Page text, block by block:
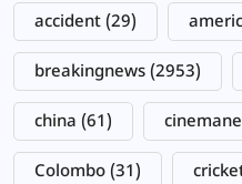
accident (29)
breakingnews (2953)
china (61)
Colombo (31)